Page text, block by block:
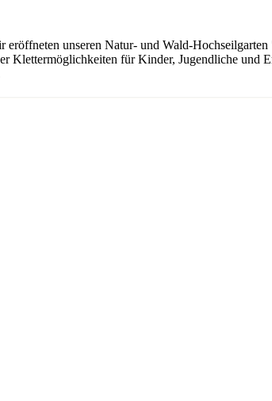
eröffneten unseren Natur- und Wald-
Klettermöglichkeiten für Kinder, Jugendliche und